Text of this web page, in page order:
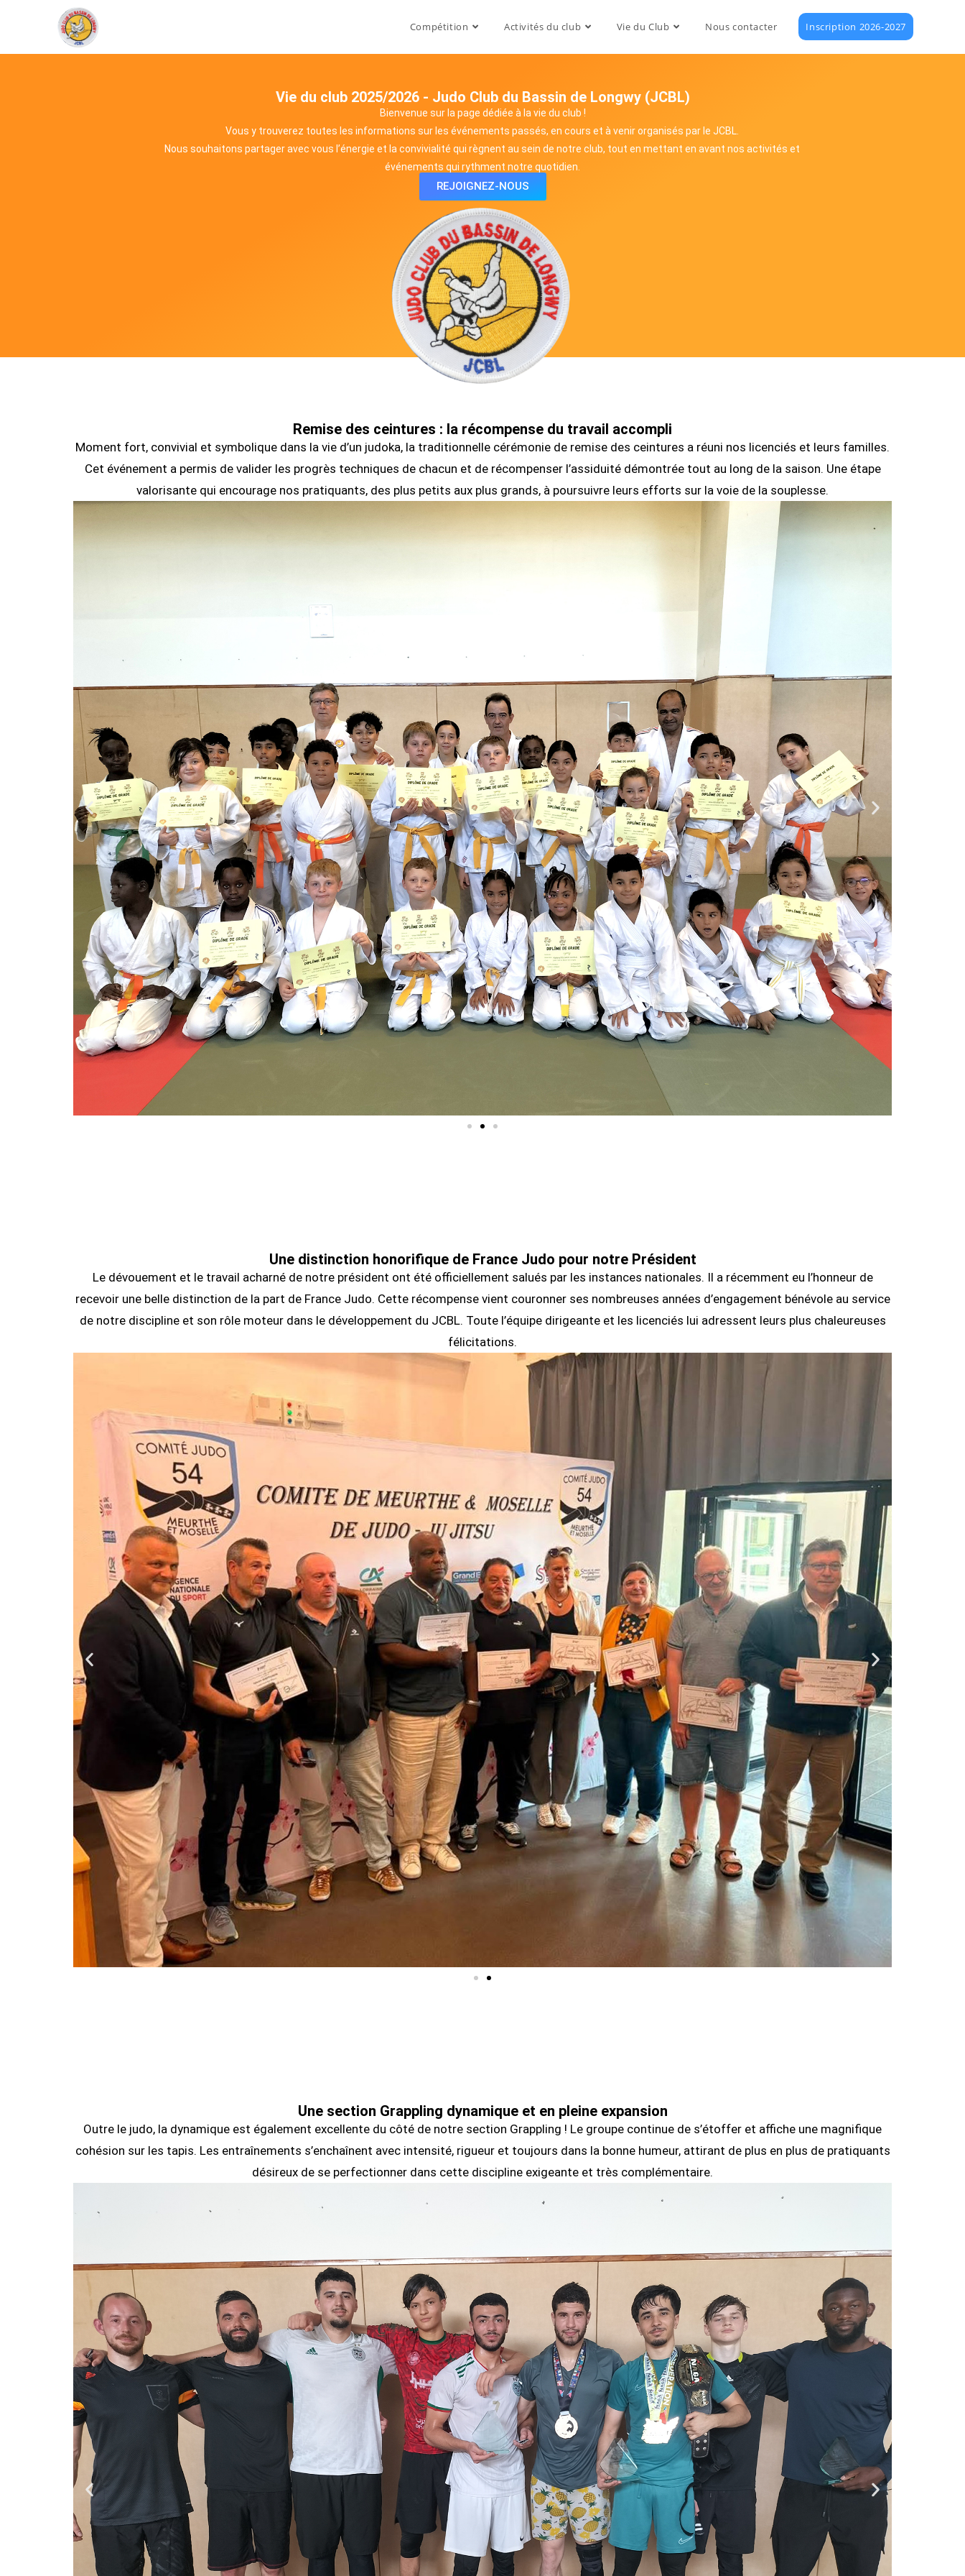
Compétition Activités du club Vie du Club Nous contacter Inscription 2026-2027
Vie du club 2025/2026 - Judo Club du Bassin de Longwy (JCBL)
Bienvenue sur la page dédiée à la vie du club !
Vous y trouverez toutes les informations sur les événements passés, en cours et à venir organisés par le JCBL.
Nous souhaitons partager avec vous l’énergie et la convivialité qui règnent au sein de notre club, tout en mettant en avant nos activités et
événements qui rythment notre quotidien.
REJOIGNEZ-NOUS
Remise des ceintures : la récompense du travail accompli
Moment fort, convivial et symbolique dans la vie d’un judoka, la traditionnelle cérémonie de remise des ceintures a réuni nos licenciés et leurs familles.
Cet événement a permis de valider les progrès techniques de chacun et de récompenser l’assiduité démontrée tout au long de la saison. Une étape
valorisante qui encourage nos pratiquants, des plus petits aux plus grands, à poursuivre leurs efforts sur la voie de la souplesse.
Une distinction honorifique de France Judo pour notre Président
Le dévouement et le travail acharné de notre président ont été officiellement salués par les instances nationales. Il a récemment eu l’honneur de
recevoir une belle distinction de la part de France Judo. Cette récompense vient couronner ses nombreuses années d’engagement bénévole au service
de notre discipline et son rôle moteur dans le développement du JCBL. Toute l’équipe dirigeante et les licenciés lui adressent leurs plus chaleureuses
félicitations.
Une section Grappling dynamique et en pleine expansion
Outre le judo, la dynamique est également excellente du côté de notre section Grappling ! Le groupe continue de s’étoffer et affiche une magnifique
cohésion sur les tapis. Les entraînements s’enchaînent avec intensité, rigueur et toujours dans la bonne humeur, attirant de plus en plus de pratiquants
désireux de se perfectionner dans cette discipline exigeante et très complémentaire.